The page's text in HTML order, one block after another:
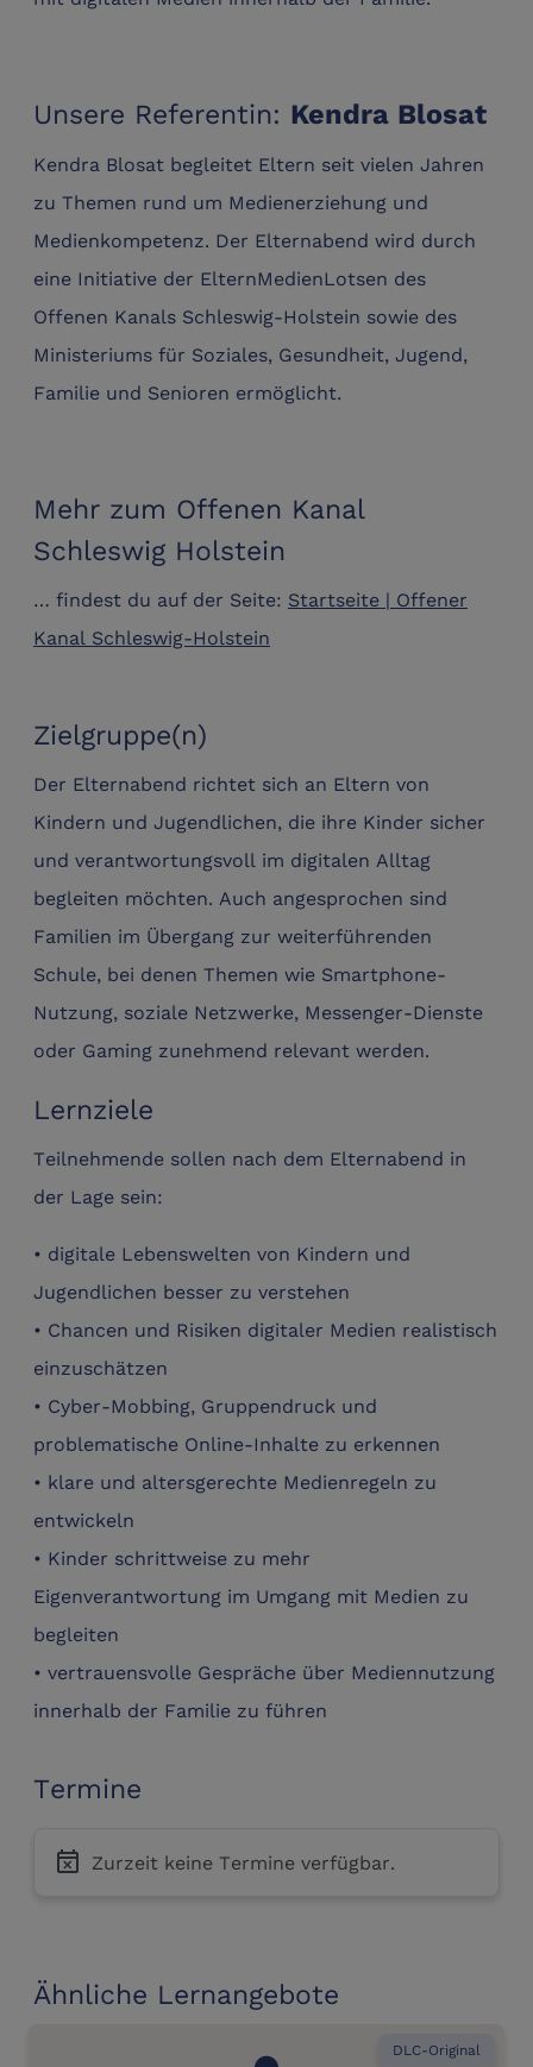
Unsere Referentin: Kendra Blosat
Kendra Blosat begleitet Eltern seit vielen Jahren
zu Themen rund um Medienerziehung und
Medienkompetenz. Der Elternabend wird durch
eine Initiative der ElternMedienLotsen des
Offenen Kanals Schleswig-Holstein sowie des
Ministeriums für Soziales, Gesundheit, Jugend,
Familie und Senioren ermöglicht.
Mehr zum Offenen Kanal
Schleswig Holstein
… findest du auf der Seite: Startseite | Offener
Kanal Schleswig-Holstein
Zielgruppe(n)
Der Elternabend richtet sich an Eltern von
Kindern und Jugendlichen, die ihre Kinder sicher
und verantwortungsvoll im digitalen Alltag
begleiten möchten. Auch angesprochen sind
Familien im Übergang zur weiterführenden
Schule, bei denen Themen wie Smartphone-
Nutzung, soziale Netzwerke, Messenger-Dienste
oder Gaming zunehmend relevant werden.
Lernziele
Teilnehmende sollen nach dem Elternabend in
der Lage sein:
• digitale Lebenswelten von Kindern und
Jugendlichen besser zu verstehen
• Chancen und Risiken digitaler Medien realistisch
einzuschätzen
• Cyber-Mobbing, Gruppendruck und
problematische Online-Inhalte zu erkennen
• klare und altersgerechte Medienregeln zu
entwickeln
• Kinder schrittweise zu mehr
Eigenverantwortung im Umgang mit Medien zu
begleiten
• vertrauensvolle Gespräche über Mediennutzung
innerhalb der Familie zu führen
Termine
event_busy Zurzeit keine Termine verfügbar.
Ähnliche Lernangebote
DLC-Original